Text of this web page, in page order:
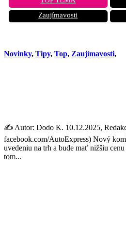
Zaujímavosti
Novinky, Tipy, Top, Zaujímavosti,
✍️ Autor: Dodo K. 10.12.2025,
facebook.com/AutoExpress) Nový
uvedeniu na trh a bude mať nižšiu
tom...